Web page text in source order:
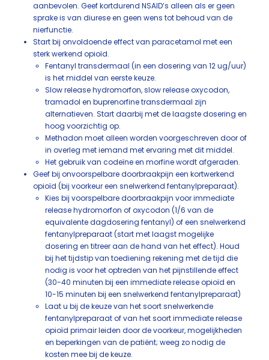
aanbevolen. Geef kortdurend NSAID’s alleen als er geen
sprake is van diurese en geen wens tot behoud van de
nierfunctie.
Start bij onvoldoende effect van paracetamol met een
sterk werkend opioïd.
Fentanyl transdermaal (in een dosering van 12 ug/uur)
is het middel van eerste keuze.
Slow release hydromorfon, slow release oxycodon,
tramadol en buprenorfine transdermaal zijn
alternatieven. Start daarbij met de laagste dosering en
hoog voorzichtig op.
Methadon moet alleen worden voorgeschreven door of
in overleg met iemand met ervaring met dit middel.
Het gebruik van codeïne en morfine wordt afgeraden.
Geef bij onvoorspelbare doorbraakpijn een kortwerkend
opioïd (bij voorkeur een snelwerkend fentanylpreparaat).
Kies bij voorspelbare doorbraakpijn voor immediate
release hydromorfon of oxycodon (1/6 van de
equivalente dagdosering fentanyl) of een snelwerkend
fentanylpreparaat (start met laagst mogelijke
dosering en titreer aan de hand van het effect). Houd
bij het tijdstip van toediening rekening met de tijd die
nodig is voor het optreden van het pijnstillende effect
(30-40 minuten bij een immediate release opioïd en
10-15 minuten bij een snelwerkend fentanylpreparaat)
Laat u bij de keuze van het soort snelwerkende
fentanylpreparaat of van het soort immediate release
opioïd primair leiden door de voorkeur, mogelijkheden
en beperkingen van de patiënt; weeg zo nodig de
kosten mee bij de keuze.